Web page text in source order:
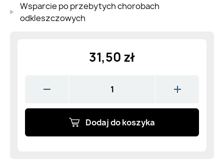
Wsparcie po przebytych chorobach
odkleszczowych
31,50 zł
Dodaj do koszyka